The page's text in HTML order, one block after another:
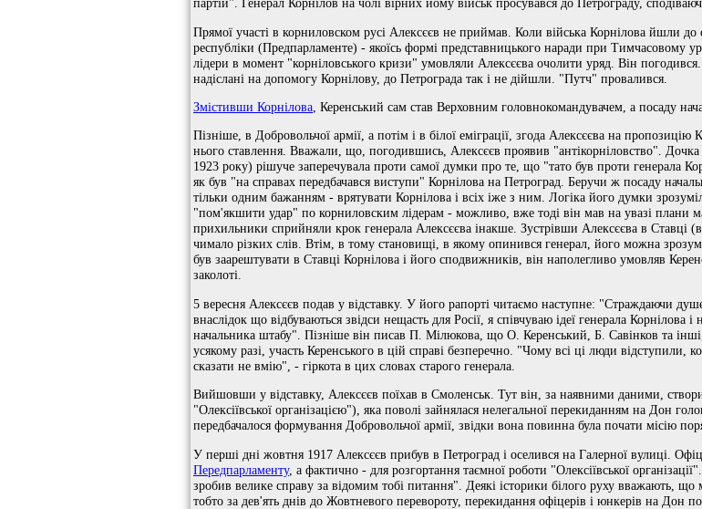
Прямої участі в корниловском русі Алексєєв не приймав. Коли війська Корнілова йшли до
республіки (Предпарламенте) - якоїсь формі представницького наради при Тимчасовому
лідери в момент "корніловського кризи" умовляли Алексєєва очолити уряд. Він
надіслані на допомогу Корнілову, до Петрограда так і не дійшли. "Путч" провалився.
Змістивши Корнілова , Керенський сам став Верховним головнокомандувачем, а посаду
Пізніше, в Добровольчої армії, а потім і в білої еміграції, згода Алексєєва на
нього ставлення. Вважали, що, погодившись, Алексєєв проявив "антікорніловство". Дочка
1923 року) рішуче заперечувала проти самої думки про те, що "тато був проти генерала
як був "на справах передбачався виступи" Корнілова на Петроград. Беручи ж посаду
тільки одним бажанням - врятувати Корнілова і всіх іже з ним. Логіка його думки
"пом'якшити удар" по корниловским лідерам - можливо, вже тоді він мав на увазі плани
прихильники сприйняли крок генерала Алексєєва інакше. Зустрівши Алексєєва в Ставці
чимало різких слів. Втім, в тому становищі, в якому опинився генерал, його можна
був заарештувати в Ставці Корнілова і його сподвижників, він наполегливо умовляв
заколоті.
5 вересня Алексєєв подав у відставку. У його рапорті читаємо наступне: "Страждаючи
внаслідок що відбуваються звідси нещасть для Росії, я співчуваю ідеї генерала
начальника штабу". Пізніше він писав П. Мілюкова, що О. Керенський, Б. Савінков та
усякому разі, участь Керенського в цій справі безперечно. "Чому всі ці люди відступили,
сказати не вмію", - гіркота в цих словах старого генерала.
Вийшовши у відставку, Алексєєв поїхав в Смоленськ. Тут він, за наявними даними,
"Олексіївської організацією"), яка поволі зайнялася нелегальної перекиданням на Дон
передбачалося формування Добровольчої армії, звідки вона повинна була почати місію
У перші дні жовтня 1917 Алексєєв прибув в Петроград і оселився на Галерної вулиці.
Передпарламенту, а фактично - для розгортання таємної роботи "Олексіївської
зробив велике справу за відомим тобі питання". Деякі історики білого руху вважають, що
тобто за дев'ять днів до Жовтневого перевороту, перекидання офіцерів і юнкерів на Дон